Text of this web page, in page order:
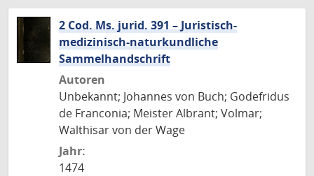
2 Cod. Ms. jurid. 391 – Juristisch-
medizinisch-naturkundliche
Sammelhandschrift
Autoren
Unbekannt; Johannes von Buch; Godefridus
de Franconia; Meister Albrant; Volmar;
Walthisar von der Wage
Jahr:
1474